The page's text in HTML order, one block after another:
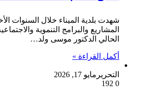
شهدت بلدية الميناء خلال السنوات
المشاريع والبرامج التنموية
الحالي الدكتور موسى ولد…
أكمل القراءة »
التحرير مايو 17, 2026
0